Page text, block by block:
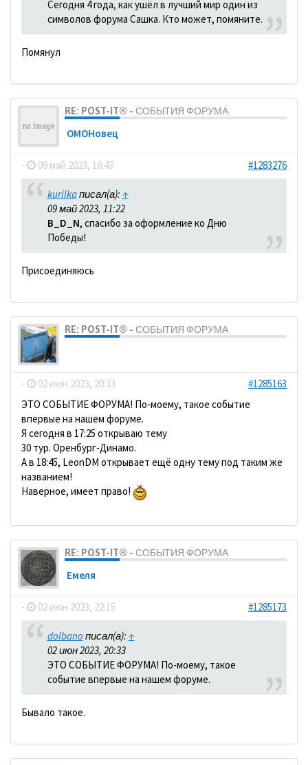
Сегодня 4 года, как ушёл в лучший мир один из
символов форума Сашка. Кто может, помяните.
Помянул
RE: POST-IT® - СОБЫТИЯ ФОРУМА
ОМОНовец
- 09 май 2023, 16:43 #1283276
kurilkaписал(а): ↑
09 май 2023, 11:22
B_D_N, спасибо за оформление ко Дню
Победы!
Присоединяюсь
RE: POST-IT® - СОБЫТИЯ ФОРУМА
- 02 июн 2023, 20:33
#1285163
ЭТО СОБЫТИЕ ФОРУМА! По-моему, такое событие
впервые на нашем форуме.
Я сегодня в 17:25 открываю тему
30 тур. Оренбург-Динамо.
А в 18:45, LeonDM открывает ещё одну тему под таким же
названием!
Наверное, имеет право!
RE: POST-IT® - СОБЫТИЯ ФОРУМА
Емеля
- 02 июн 2023, 22:15 #1285173
dolbano писал(а): ↑
02 июн 2023, 20:33
ЭТО СОБЫТИЕ ФОРУМА! По-моему, такое
событие впервые на нашем форуме.
Бывало такое.